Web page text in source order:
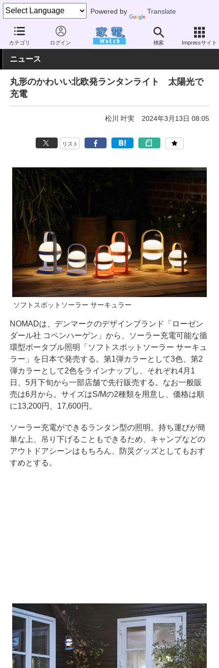
Powered by Translate
カテゴリ ログイン 検索 Impressサイト
家電 Watch 生活家電 照明器具 懐中電灯
ニュース
丸形のかわいい北欧発ランタンライト 太陽光で
充電
松川 叶実 2024年3月13日 08:05
リスト
ソフトスポットソーラー サーキュラー
NOMADは、デンマークのデザインブランド「ローゼン
ダール社 コペンハーゲン」から、ソーラー充電可能な循
環型ポータブル照明「ソフトスポットソーラー サーキュ
ラー」を日本で発売する。第1弾カラーとして3色、第2
弾カラーとして2色をラインナップし、それぞれ4月1
日、5月下旬から一部店舗で先行販売する。なお一般販
売は6月から。サイズはS/Mの2種類を用意し、価格は順
に13,200円、17,600円。
ソーラー充電ができるランタン型の照明。持ち運びが簡
単な上、吊り下げることもできるため、キャンプなどの
アウトドアシーンはもちろん、防災グッズとしてもおす
すめとする。